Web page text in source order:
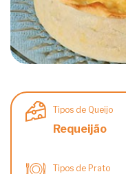
Tipos de Queijo
Requeijão
Tipos de Prato